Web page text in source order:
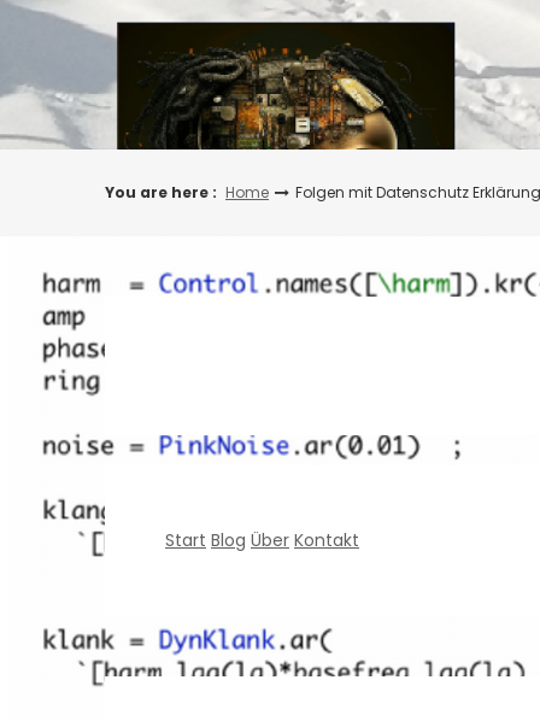
Skip
You are here : Home Folgen mit Datenschutz Erklärung
Start Blog Über Kontakt